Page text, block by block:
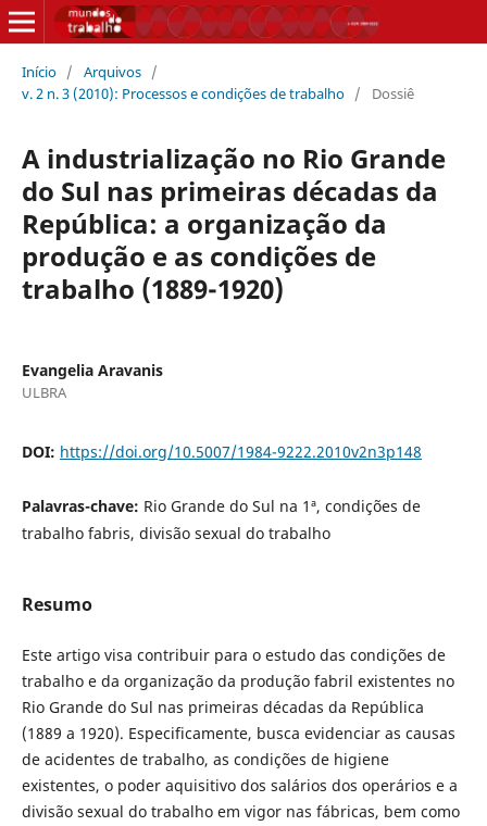
Início / Arquivos /
v. 2 n. 3 (2010): Processos e condições de trabalho / Dossiê
A industrialização no Rio Grande
do Sul nas primeiras décadas da
República: a organização da
produção e as condições de
trabalho (1889-1920)
Evangelia Aravanis
ULBRA
DOI: https://doi.org/10.5007/1984-9222.2010v2n3p148
Palavras-chave: Rio Grande do Sul na 1ª, condições de
trabalho fabris, divisão sexual do trabalho
Resumo
Este artigo visa contribuir para o estudo das condições de
trabalho e da organização da produção fabril existentes no
Rio Grande do Sul nas primeiras décadas da República
(1889 a 1920). Especificamente, busca evidenciar as causas
de acidentes de trabalho, as condições de higiene
existentes, o poder aquisitivo dos salários dos operários e a
divisão sexual do trabalho em vigor nas fábricas, bem como